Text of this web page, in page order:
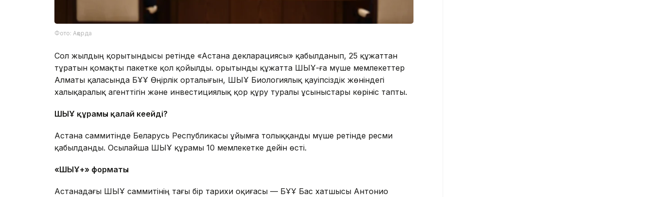
Фото: Ақорда
Сол жылдың қорытындысы ретінде «Астана декларациясы» қабылданып, 25 құжаттан
тұратын қомақты пакетке қол қойылды. Қорытынды құжатта ШЫҰ-ға мүше мемлекеттер
Алматы қаласында БҰҰ Өңірлік орталығын, ШЫҰ Биологиялық қауіпсіздік жөніндегі
халықаралық агенттігін және инвестициялық қор құру туралы ұсыныстары көрініс тапты.
ШЫҰ құрамы қалай кеңейді?
Астана саммитінде Беларусь Республикасы ұйымға толыққанды мүше ретінде ресми
қабылданды. Осылайша ШЫҰ құрамы 10 мемлекетке дейін өсті.
«ШЫҰ+» форматы
Астанадағы ШЫҰ саммитінің тағы бір тарихи оқиғасы — БҰҰ Бас хатшысы Антонио